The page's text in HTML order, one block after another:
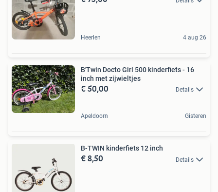
Heerlen 4 aug 26
B'Twin Docto Girl 500 kinderfiets - 16
inch met zijwieltjes
€ 50,00 Details
Apeldoorn Gisteren
B-TWIN kinderfiets 12 inch
€ 8,50 Details